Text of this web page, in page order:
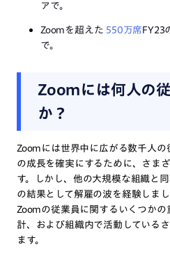
アで。
Zoomを超えた 550万席 FY23
で。
Zoomには何人の
か？
Zoomには世界中に広がる数千人の
の成長を確実にするために、さま
す。しかし、他の大規模な組織と
の結果として解雇の波を経験しま
Zoomの従業員に関するいくつか
計、および組織内で活動している
ます。